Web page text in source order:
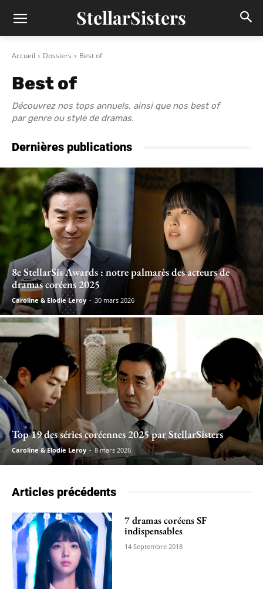
StellarSisters
Accueil Dossiers Best of
Best of
Découvrez nos tops annuels, ainsi que nos best of
par genre ou style de dramas.
Dernières publications
8e StellarSis Awards : notre palmarès des acteurs de
dramas coréens 2025
Caroline & Elodie Leroy - 30 mars 2026
Top 19 des séries coréennes 2025 par StellarSisters
Caroline & Elodie Leroy - 8 mars 2026
Articles précédents
7 dramas coréens SF
indispensables
14 Septembre 2018